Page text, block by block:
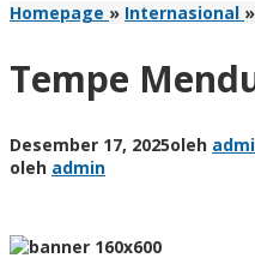
Homepage » Internasional »
Tempe
Desember 17, 2025oleh
oleh admin